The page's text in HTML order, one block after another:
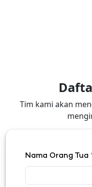
Tim kami akan
Nama Orang Tua